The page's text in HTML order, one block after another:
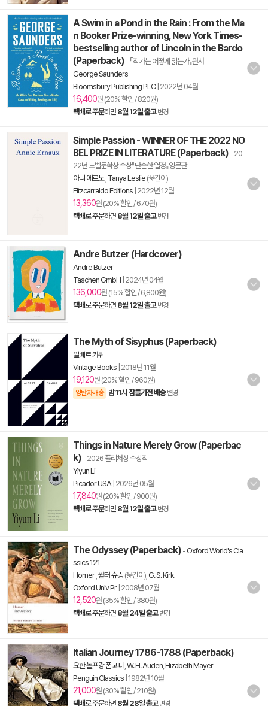
A Swim in a Pond in the Rain : From the Ma
n Booker Prize-winning, New York Times-
bestselling author of Lincoln in the Bardo
(Paperback) - 『작가는 어떻게 읽는가』원서
George Saunders
Bloomsbury Publishing PLC| 2022년 04월
16,400원 (20% 할인 / 820원)
택배로 주문하면 8월 12일 출고 변경
Simple Passion - WINNER OF THE 2022 NO
BEL PRIZE IN LITERATURE (Paperback) - 20
22년 노벨문학상 수상『단순한 열정』영문판
아니 에르노, Tanya Leslie (옮긴이)
Fitzcarraldo Editions 2022년 12월
13,360원 (20% 할인 / 670원)
택배로 주문하면 8월 12일 출고 변경
Andre Butzer (Hardcover)
Andre Butzer
Taschen GmbH 2024년 04월
136,000원 (15% 할인 / 6,800원)
택배로 주문하면 8월 12일 출고 변경
The Myth of Sisyphus (Paperback)
알베르 카뮈
Vintage Books 2018년 11월
19,120원 (20% 할인 / 960원)
양탄자배송 밤 11시 잠들기전 배송 변경
Things in Nature Merely Grow (Paperbac
k) - 2026 퓰리처상 수상작
Yiyun Li
Picador USA| 2026년 05월
17,840원 (20% 할인 / 900원)
택배로 주문하면 8월 12일 출고 변경
The Odyssey (Paperback) -Oxford World's Cla
ssics 121
Homer, 월터 슈링 (옮긴이), G. S. Kirk
Oxford Univ Pr| 2008년 07월
12,520원 (35% 할인 / 380원)
택배로 주문하면 8월 24일 출고 변경
Italian Journey 1786-1788 (Paperback)
요한 볼프강 폰 괴테 W. H. Auden Elizabeth Mayer
Penguin Classics 1982년 10월
21,000원 (30% 할인 / 210원)
택배로 주문하면 8월 28일 출고 변경